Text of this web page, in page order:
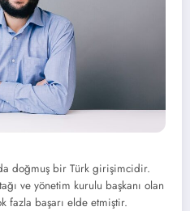
doğmuş bir Türk girişimcidir.
ve yönetim kurulu başkanı olan
fazla başarı elde etmiştir.